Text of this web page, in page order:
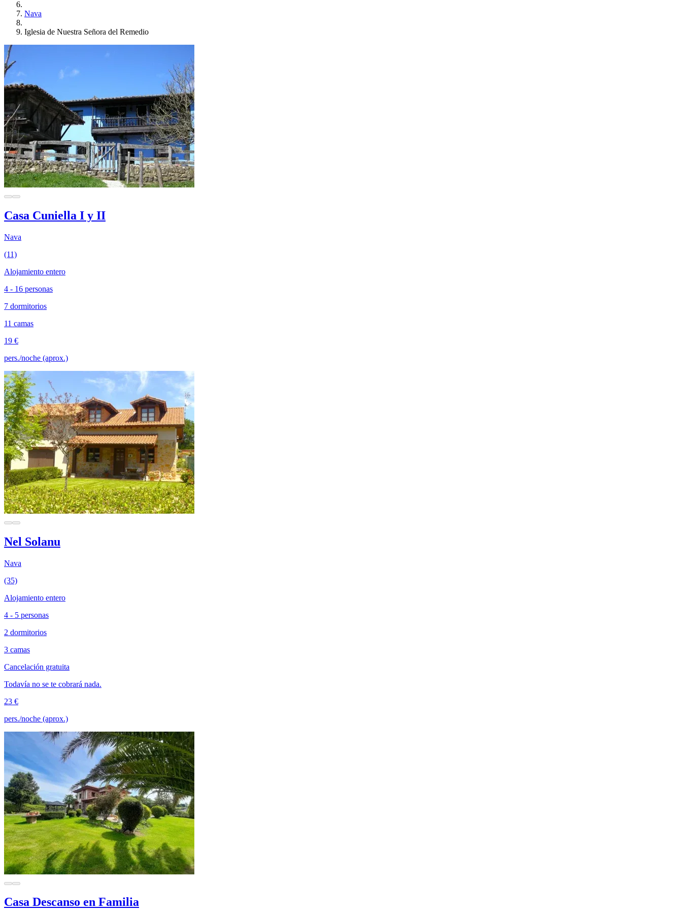
Nava
Iglesia de Nuestra Señora del Remedio
Casa Cuniella I y II
Nava
(11)
Alojamiento entero
4 - 16 personas
7 dormitorios
11 camas
19 €
pers./noche (aprox.)
Nel Solanu
Nava
(35)
Alojamiento entero
4 - 5 personas
2 dormitorios
3 camas
Cancelación gratuita
Todavía no se te cobrará nada.
23 €
pers./noche (aprox.)
Casa Descanso en Familia